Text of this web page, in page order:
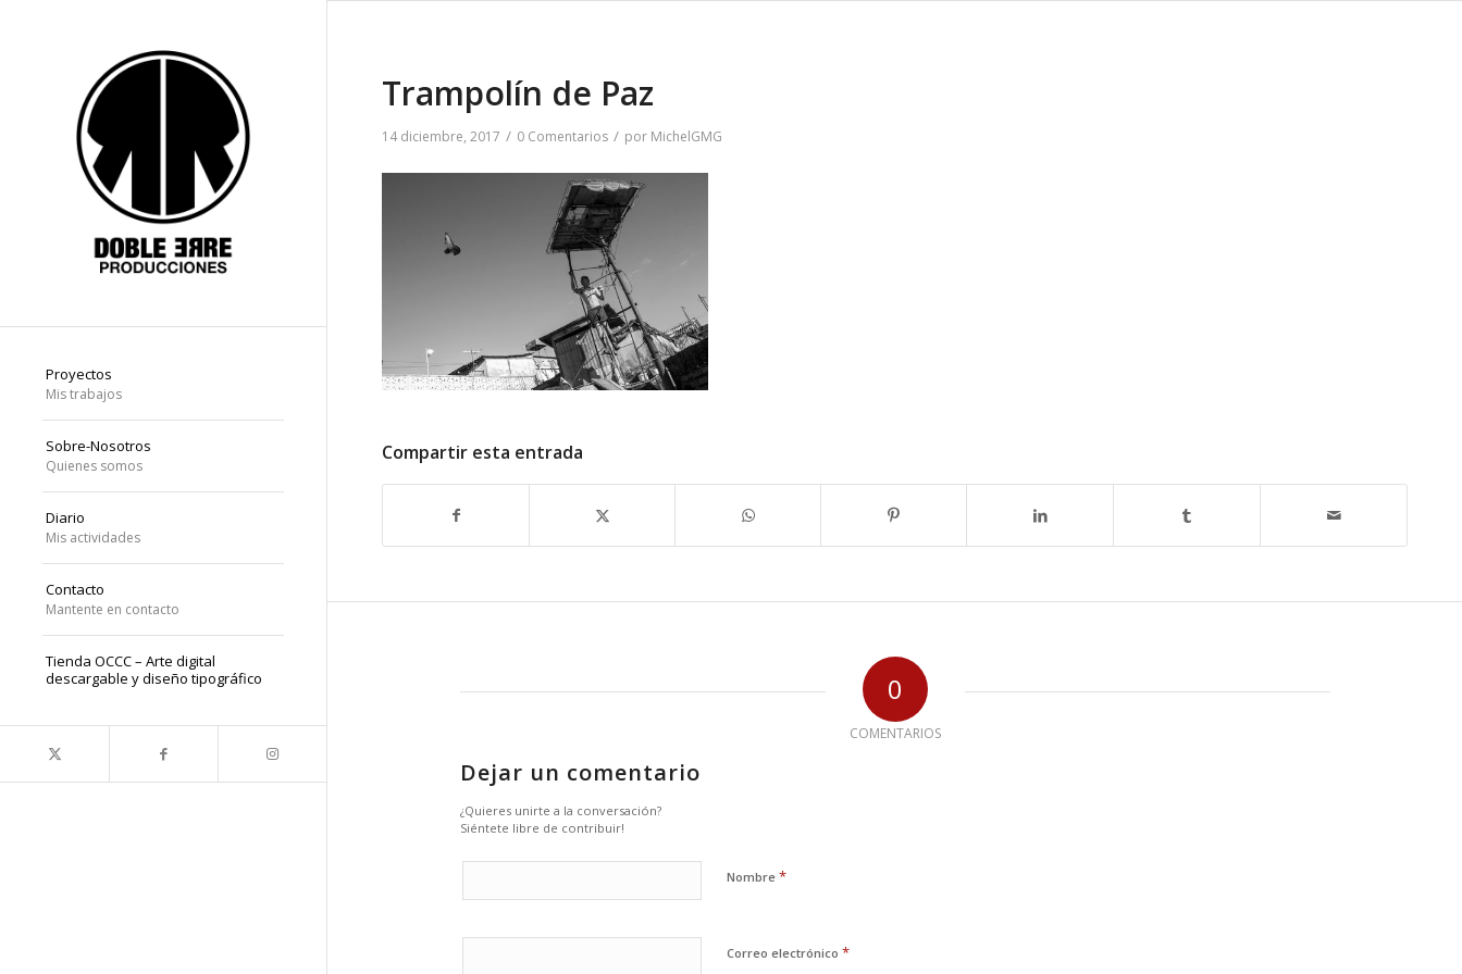
Proyectos
Mis trabajos
Sobre-Nosotros
Quienes somos
Diario
Mis actividades
Contacto
Mantente en contacto
Tienda OCCC – Arte digital
descargable y diseño tipográfico
Trampolín de Paz
14 diciembre, 2017 / 0 Comentarios / por MichelGMG
Compartir esta entrada
0
COMENTARIOS
Dejar un comentario
¿Quieres unirte a la conversación?
Siéntete libre de contribuir!
Nombre *
Correo electrónico *